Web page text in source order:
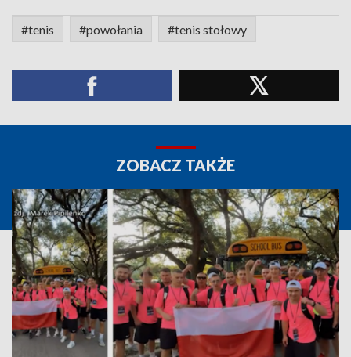
#tenis #powołania #tenis stołowy
ZOBACZ TAKŻE